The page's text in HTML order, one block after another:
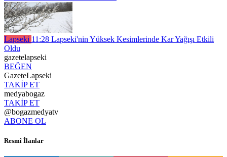
Lapseki 11:28 Lapseki'nin Yüksek Kesimlerinde Kar Yağışı Etkili
Oldu
gazetelapseki
BEĞEN
GazeteLapseki
TAKİP ET
medyabogaz
TAKİP ET
@bogazmedyatv
ABONE OL
Resmî İlanlar